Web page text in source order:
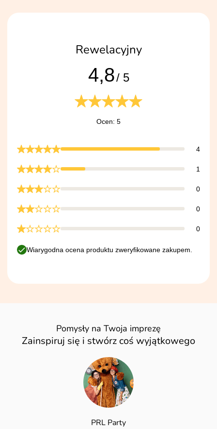
Rewelacyjny
4,8/ 5
Ocen: 5
4
1
0
0
0
Wiarygodna ocena produktu zweryfikowane zakupem.
Pomysły na Twoja imprezę
Zainspiruj się i stwórz coś wyjątkowego
PRL Party